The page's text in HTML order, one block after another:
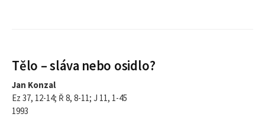
Tělo – sláva nebo osidlo?
Jan Konzal
Ez 37, 12-14; Ř 8, 8-11; J 11, 1-45
1993